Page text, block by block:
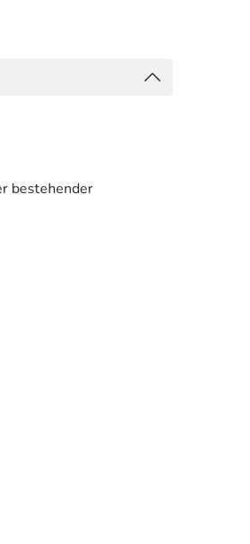
bestehender